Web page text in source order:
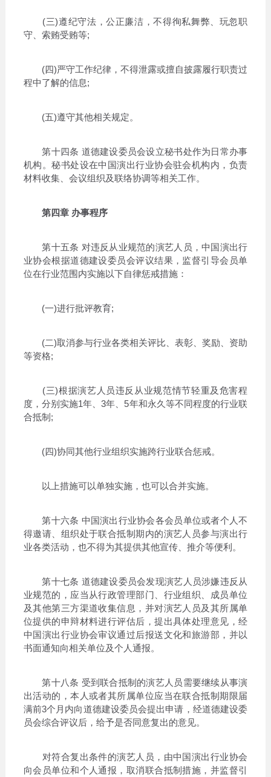
(三)遵纪守法，公正廉洁，不得徇私舞弊、玩忽职
守、索贿受贿等;
(四)严守工作纪律，不得泄露或擅自披露履行职责过
程中了解的信息;
(五)遵守其他相关规定。
第十四条 道德建设委员会设立秘书处作为日常办事
机构。秘书处设在中国演出行业协会驻会机构内，负责
材料收集、会议组织及联络协调等相关工作。
第四章 办事程序
第十五条 对违反从业规范的演艺人员，中国演出行
业协会根据道德建设委员会评议结果，监督引导会员单
位在行业范围内实施以下自律惩戒措施：
(一)进行批评教育;
(二)取消参与行业各类相关评比、表彰、奖励、资助
等资格;
(三)根据演艺人员违反从业规范情节轻重及危害程
度，分别实施1年、3年、5年和永久等不同程度的行业联
合抵制;
(四)协同其他行业组织实施跨行业联合惩戒。
以上措施可以单独实施，也可以合并实施。
第十六条 中国演出行业协会各会员单位或者个人不
得邀请、组织处于联合抵制期内的演艺人员参与演出行
业各类活动，也不得为其提供其他宣传、推介等便利。
第十七条 道德建设委员会发现演艺人员涉嫌违反从
业规范的，应当从行政管理部门、行业组织、成员单位
及其他第三方渠道收集信息，并对演艺人员及其所属单
位提供的申辩材料进行评估后，提出具体处理意见，经
中国演出行业协会审议通过后报送文化和旅游部，并以
书面通知向相关单位及个人通报。
第十八条 受到联合抵制的演艺人员需要继续从事演
出活动的，本人或者其所属单位应当在联合抵制期限届
满前3个月内向道德建设委员会提出申请，经道德建设委
员会综合评议后，给予是否同意复出的意见。
对符合复出条件的演艺人员，由中国演出行业协会
向会员单位和个人通报，取消联合抵制措施，并监督引